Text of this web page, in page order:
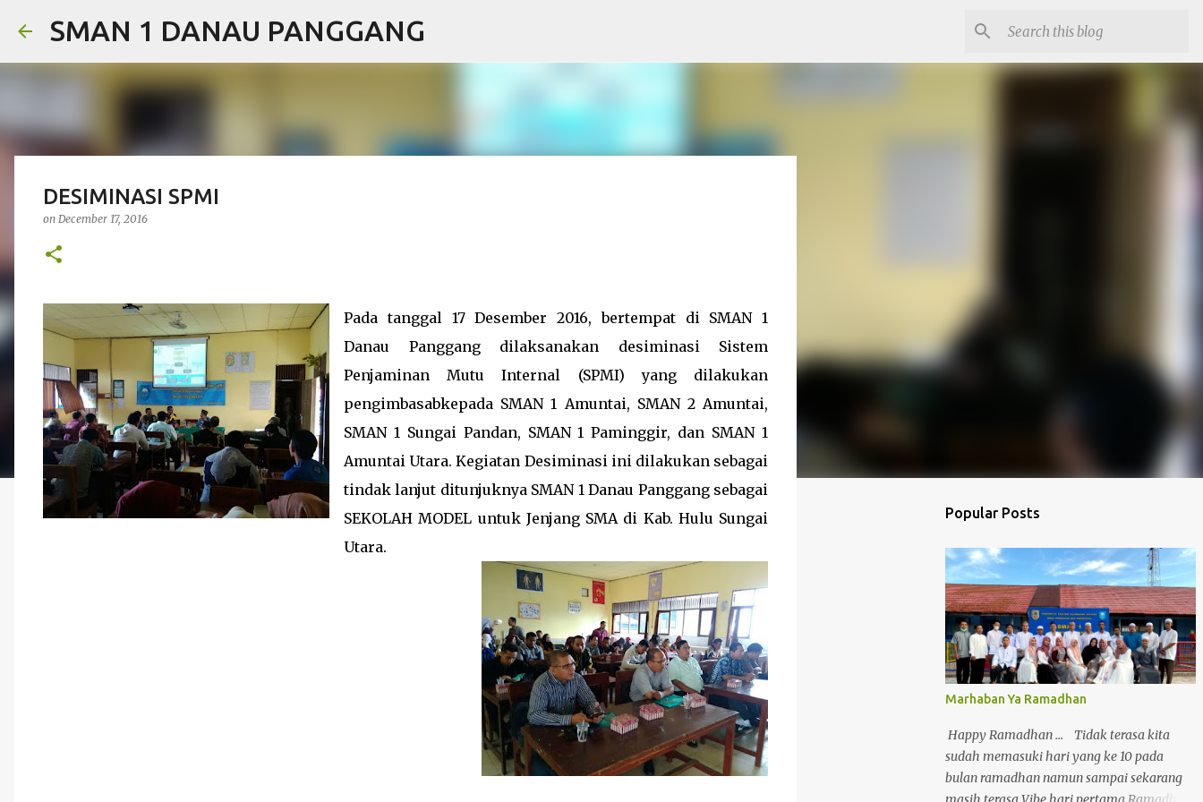
SMAN 1 DANAU PANGGANG
DESIMINASI SPMI
on December 17, 2016
Pada tanggal 17 Desember 2016, bertempat di SMAN 1
Danau Panggang dilaksanakan desiminasi Sistem
Penjaminan Mutu Internal (SPMI) yang dilakukan
pengimbasabkepada SMAN 1 Amuntai, SMAN 2 Amuntai,
SMAN 1 Sungai Pandan, SMAN 1 Paminggir, dan SMAN 1
Amuntai Utara. Kegiatan Desiminasi ini dilakukan sebagai
tindak lanjut ditunjuknya SMAN 1 Danau Panggang sebagai
SEKOLAH MODEL untuk Jenjang SMA di Kab. Hulu Sungai
Utara.
Popular Posts
Marhaban Ya Ramadhan
Happy Ramadhan ... Tidak terasa kita
sudah memasuki hari yang ke 10 pada
bulan ramadhan namun sampai sekarang